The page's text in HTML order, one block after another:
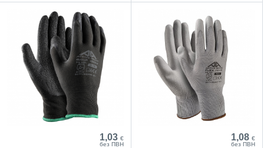
1,03 €
без ПВН
1,08 €
без ПВН